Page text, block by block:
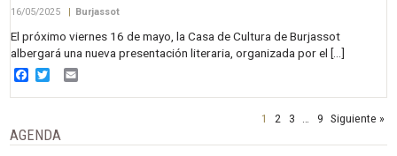
16/05/2025 | Burjassot
El próximo viernes 16 de mayo, la Casa de Cultura de Burjassot
albergará una nueva presentación literaria, organizada por el […]
Facebook
Twitter
1 2 3 9 Siguiente »
AGENDA